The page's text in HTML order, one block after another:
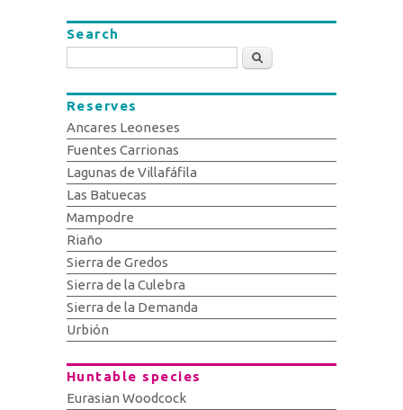
Search
Search
Reserves
Ancares Leoneses
Fuentes Carrionas
Lagunas de Villafáfila
Las Batuecas
Mampodre
Riaño
Sierra de Gredos
Sierra de la Culebra
Sierra de la Demanda
Urbión
Huntable species
Eurasian Woodcock